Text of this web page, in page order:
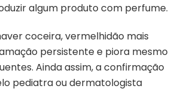
algum produto com perfume.
coceira, vermelhidão mais
persistente e piora mesmo
Ainda assim, a confirmação
pediatra ou dermatologista